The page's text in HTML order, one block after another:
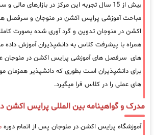
بیش از 15 سال تجربه این مرکز در بازارهای
مباحث آموزشی پرایس اکشن در منوجان و سرفصل
اکشن در منوجان تدوین و گرد آوری شده بصورت کاملا
همراه با پیشرفت کلاس به دانشپذیران آموزش داده
های سرفصل های آموزشی پرایس اکشن در منوجان
برای دانشپذیران است بطوری که دانشپذیر همزمان
های عملی را در کلاس فرا میگیرد.
مدرک و گواهینامه بین المللی پرایس اکشن
آموزشگاه پرایس اکشن در منوجان پس از اتمام دوره